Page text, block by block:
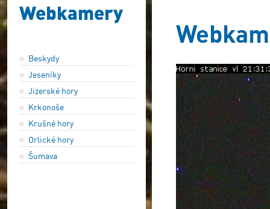
Webkamery
Beskydy
Jeseníky
Jizerské hory
Krkonoše
Krušné hory
Orlické hory
Šumava